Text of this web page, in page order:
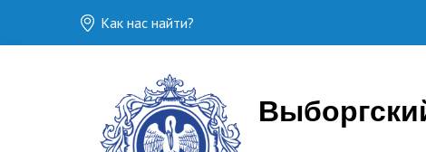
Как нас найти?